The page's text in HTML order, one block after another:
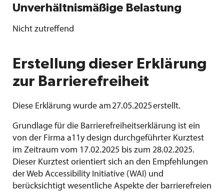
Unverhältnismäßige Belastung
Nicht zutreffend
Erstellung dieser Erklärung
zur Barrierefreiheit
Diese Erklärung wurde am 27.05.2025 erstellt.
Grundlage für die Barrierefreiheitserklärung ist ein
von der Firma a11y design durchgeführter Kurztest
im Zeitraum vom 17.02.2025 bis zum 28.02.2025.
Dieser Kurztest orientiert sich an den Empfehlungen
der Web Accessibility Initiative (WAI) und
berücksichtigt wesentliche Aspekte der barrierefreien